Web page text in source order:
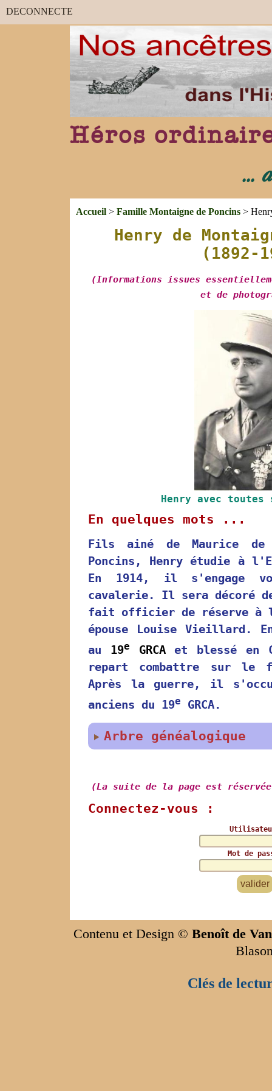
DECONNECTE
Héros
...
Accueil > Famille Montaigne de Poncins >
Henry de
(1892-
(Informations issues
et de
Henry avec toutes
En quelques mots ...
Fils ainé de Maurice de
Poncins, Henry étudie à
En 1914, il s'engage
cavalerie. Il sera décoré
fait officier de réserve
épouse Louise Vieillard.
au 19e GRCAet blessé en
repart combattre sur le
Après la guerre, il
anciens du 19e GRCA.
Arbre généalogique
(La suite de la page est
Connectez-vous :
Mot de
Contenu et Design © Benoît de
Clés de